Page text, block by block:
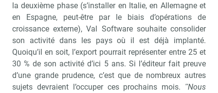
la deuxième phase (s’installer en Italie, en Allemagne et
en Espagne, peut-être par le biais d’opérations de
croissance externe), Val Software souhaite consolider
son activité dans les pays où il est déjà implanté.
Quoiqu’il en soit, l’export pourrait représenter entre 25 et
30 % de son activité d’ici 5 ans. Si l’éditeur fait preuve
d’une grande prudence, c’est que de nombreux autres
sujets devraient l’occuper ces prochains mois. ʺNous